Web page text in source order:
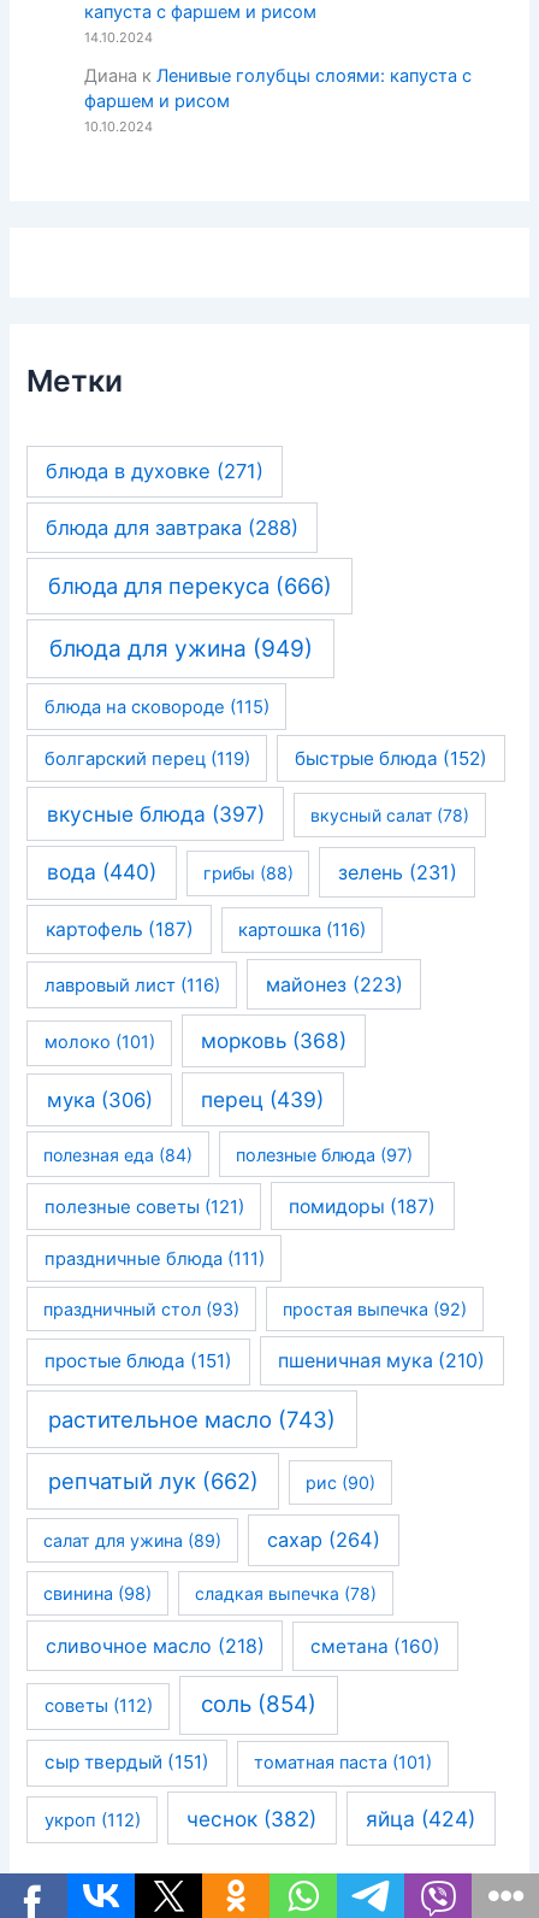
капуста с фаршем и рисом
14.10.2024
Диана к Ленивые голубцы слоями: капуста с
фаршем и рисом
10.10.2024
Метки
блюда в духовке (271)
блюда для завтрака (288)
блюда для перекуса (666)
блюда для ужина (949)
блюда на сковороде (115)
болгарский перец(119) быстрые блюда (152)
вкусные блюда (397) вкусный салат (78)
вода (440) грибы (88) зелень (231)
картофель (187) картошка (116)
лавровый лист(116) майонез(223)
молоко (101) морковь(368)
мука(306) перец (439)
полезная еда (84) полезные блюда (97)
полезные советы (121) помидоры (187)
праздничные блюда(111)
праздничный стол (93) простая выпечка (92)
простые блюда (151) пшеничная мука (210)
растительное масло (743)
репчатый лук(662) рис (90)
салат для ужина (89) сахар (264)
свинина (98) сладкая выпечка (78)
сливочное масло (218) сметана (160)
советы (112) соль(854)
сыр твердый (151) томатная паста (101)
укроп (112) чеснок (382) яйца (424)